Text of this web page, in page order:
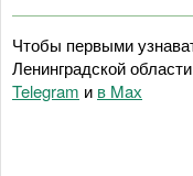
Чтобы первыми
Ленинградской
Telegram и в Maх